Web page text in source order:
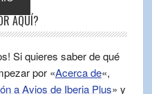
AQUÍ?
Si quieres saber de qué
por «Acerca de«,
a Avios de Iberia Plus» y